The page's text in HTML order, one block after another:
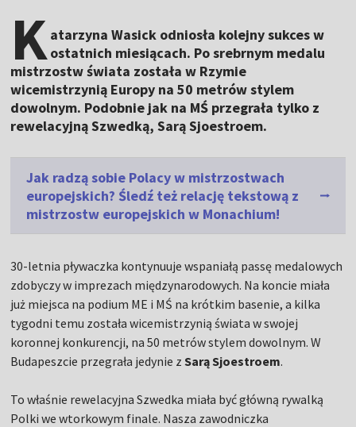
Katarzyna Wasick odniosła kolejny sukces w
ostatnich miesiącach. Po srebrnym medalu
mistrzostw świata została w Rzymie
wicemistrzynią Europy na 50 metrów stylem
dowolnym. Podobnie jak na MŚ przegrała tylko z
rewelacyjną Szwedką, Sarą Sjoestroem.
Jak radzą sobie Polacy w mistrzostwach
europejskich? Śledź też relację tekstową z
mistrzostw europejskich w Monachium!
30-letnia pływaczka kontynuuje wspaniałą passę medalowych
zdobyczy w imprezach międzynarodowych. Na koncie miała
już miejsca na podium ME i MŚ na krótkim basenie, a kilka
tygodni temu została wicemistrzynią świata w swojej
koronnej konkurencji, na 50 metrów stylem dowolnym. W
Budapeszcie przegrała jedynie zSarą Sjoestroem.
To właśnie rewelacyjna Szwedka miała być główną rywalką
Polki we wtorkowym finale. Nasza zawodniczka